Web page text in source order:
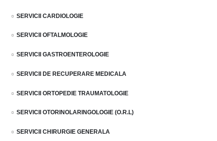
SERVICII CARDIOLOGIE
SERVICII OFTALMOLOGIE
SERVICII GASTROENTEROLOGIE
SERVICII DE RECUPERARE MEDICALA
SERVICII ORTOPEDIE TRAUMATOLOGIE
SERVICII OTORINOLARINGOLOGIE (O.R.L)
SERVICII CHIRURGIE GENERALA